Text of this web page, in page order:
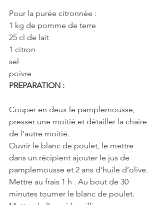
Pour la purée citronnée :
1 kg de pomme de terre
25 cl de lait
1 citron
sel
poivre
PREPARATION :
Couper en deux le pamplemousse,
presser une moitié et détailler la chaire
de l’autre moitié.
Ouvrir le blanc de poulet, le mettre
dans un récipient ajouter le jus de
pamplemousse et 2 ans d’huile d’olive.
Mettre au frais 1 h . Au bout de 30
minutes tourner le blanc de poulet.